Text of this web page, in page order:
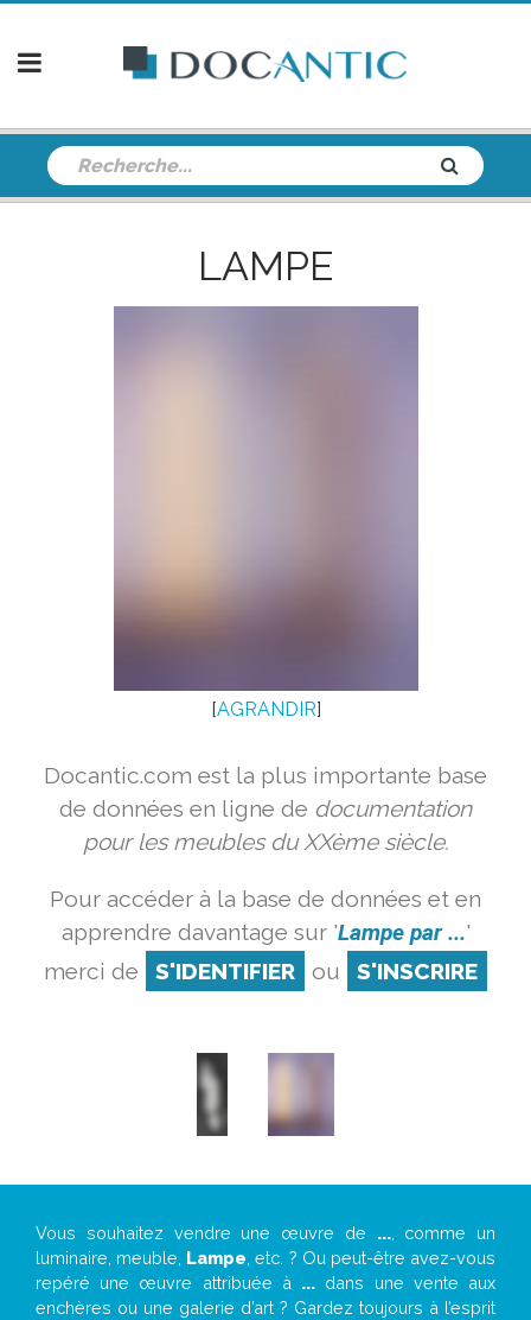
LAMPE
[AGRANDIR]
Docantic.com est la plus importante base
de données en ligne de documentation
pour les meubles du XXème siècle.
Pour accéder à la base de données et en
apprendre davantage sur 'Lampe par ...'
merci de
S'IDENTIFIER ou S'INSCRIRE
Vous souhaitez vendre une œuvre de ..., comme un
luminaire, meuble, Lampe , etc. ? Ou peut-être avez-vous
repéré une œuvre attribuée à ... dans une vente aux
enchères ou une galerie d’art ? Gardez toujours à l’esprit